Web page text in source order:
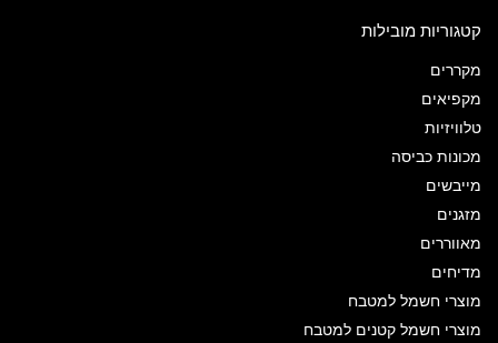
קטגוריות מובילות
מקררים
מקפיאים
טלוויזיות
מכונות כביסה
מייבשים
מזגנים
מאווררים
מדיחים
מוצרי חשמל למטבח
מוצרי חשמל קטנים למטבח